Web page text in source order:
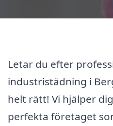
Letar du efter
industristädning i
helt rätt! Vi hjälper
perfekta företaget